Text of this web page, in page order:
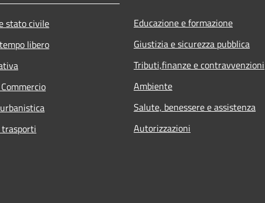
stato civile
libero
Educazione e formazione
Giustizia e sicurezza pubblica
Tributi,finanze e contravvenzioni
Ambiente
Salute, benessere e assistenza
Autorizzazioni